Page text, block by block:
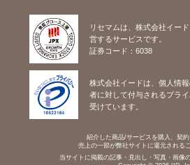
リセマムは、株式会社イー
営するサービスです。
証券コード：6038
株式会社イードは、個人情
者に対して付与されるプラ
受けています。
紹介した商品/サービスを購入、契約
売上の一部が弊社サイトに還元される
当サイトに掲載の記事・見出し・写真・画像